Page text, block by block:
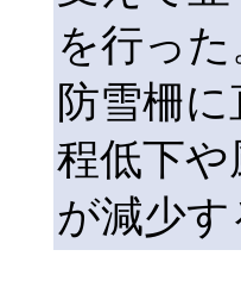
を行っ
防雪柵
程低下
が減少